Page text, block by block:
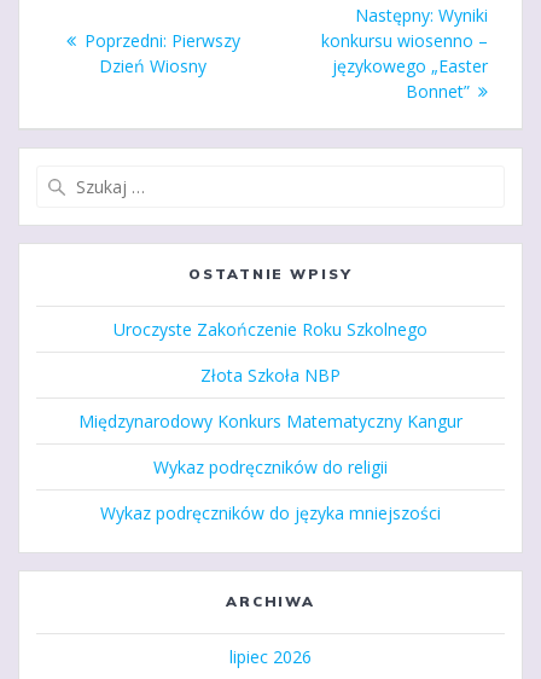
wpisu
Poprzedni: Poprzedni
wpis:
Pierwszy
Dzień Wiosny
Następny: Następny
wpis:
Wyniki
konkursu wiosenno –
językowego „Easter
Bonnet”
OSTATNIE WPISY
Uroczyste Zakończenie Roku Szkolnego
Złota Szkoła NBP
Międzynarodowy Konkurs Matematyczny Kangur
Wykaz podręczników do religii
Wykaz podręczników do języka mniejszości
ARCHIWA
lipiec 2026